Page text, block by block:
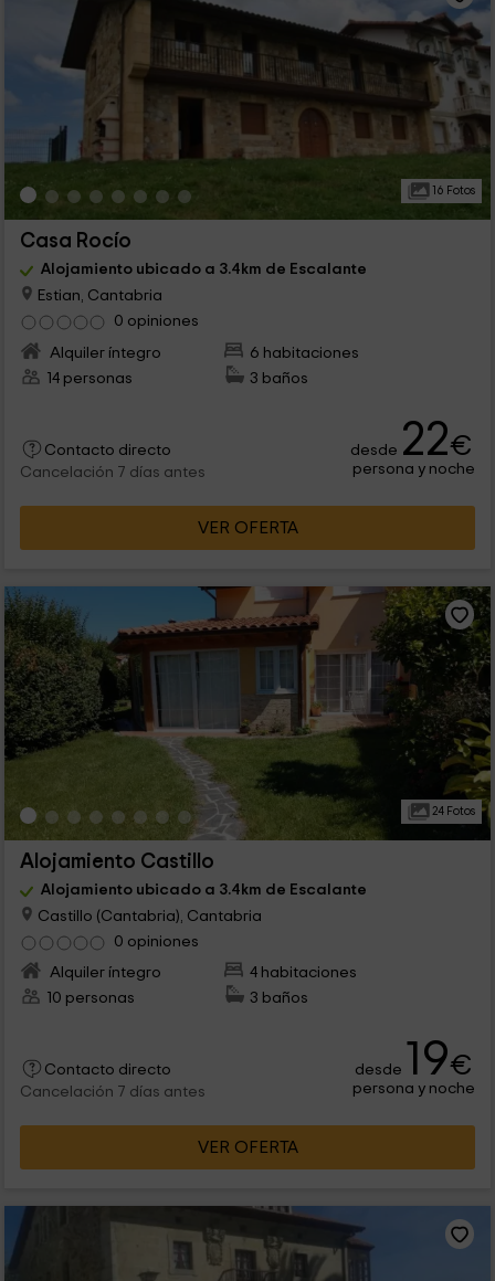
16 Fotos
Casa Rocío
Alojamiento ubicado a 3.4km de Escalante
Estian, Cantabria
0 opiniones
Alquiler íntegro
6 habitaciones
14 personas
3 baños
Contacto directo
Cancelación 7 días antes
desde 22€
persona y noche
VER OFERTA
24 Fotos
Alojamiento Castillo
Alojamiento ubicado a 3.4km de Escalante
Castillo (Cantabria), Cantabria
0 opiniones
Alquiler íntegro
4 habitaciones
10 personas
3 baños
Contacto directo
Cancelación 7 días antes
desde 19€
persona y noche
VER OFERTA